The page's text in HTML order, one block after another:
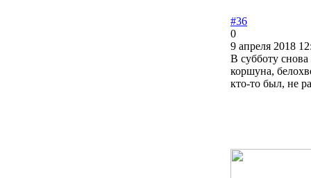
#36
0
9 апреля 2018
В субботу
коршуна,
кто-то был, не